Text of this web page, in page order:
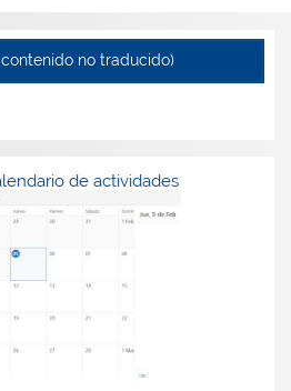
no traducido)
de actividades